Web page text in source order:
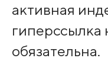
активная
гиперссылка
обязательна.